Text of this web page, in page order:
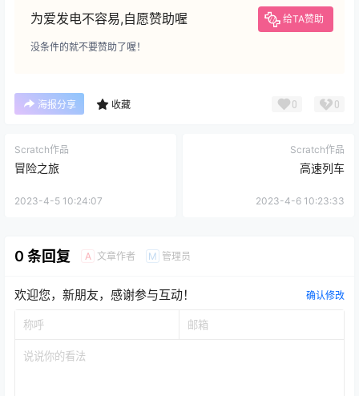
为爱发电不容易,自愿赞助喔 给TA赞助
没条件的就不要赞助了喔！
海报分享 收藏 0 0
Scratch作品
冒险之旅
2023-4-5 10:24:07
Scratch作品
高速列车
2023-4-6 10:23:33
0 条回复 A 文章作者 M 管理员
欢迎您，新朋友，感谢参与互动！ 确认修改